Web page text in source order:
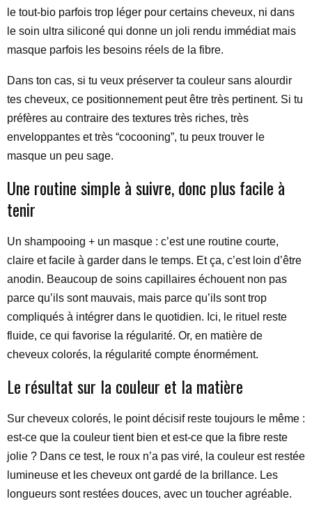
le tout-bio parfois trop léger pour certains cheveux, ni dans
le soin ultra siliconé qui donne un joli rendu immédiat mais
masque parfois les besoins réels de la fibre.
Dans ton cas, si tu veux préserver ta couleur sans alourdir
tes cheveux, ce positionnement peut être très pertinent. Si tu
préfères au contraire des textures très riches, très
enveloppantes et très “cocooning”, tu peux trouver le
masque un peu sage.
Une routine simple à suivre, donc plus facile à
tenir
Un shampooing + un masque : c’est une routine courte,
claire et facile à garder dans le temps. Et ça, c’est loin d’être
anodin. Beaucoup de soins capillaires échouent non pas
parce qu’ils sont mauvais, mais parce qu’ils sont trop
compliqués à intégrer dans le quotidien. Ici, le rituel reste
fluide, ce qui favorise la régularité. Or, en matière de
cheveux colorés, la régularité compte énormément.
Le résultat sur la couleur et la matière
Sur cheveux colorés, le point décisif reste toujours le même :
est-ce que la couleur tient bien et est-ce que la fibre reste
jolie ? Dans ce test, le roux n’a pas viré, la couleur est restée
lumineuse et les cheveux ont gardé de la brillance. Les
longueurs sont restées douces, avec un toucher agréable.